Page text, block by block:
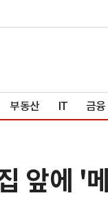
부동산 IT 금융
앞에 '